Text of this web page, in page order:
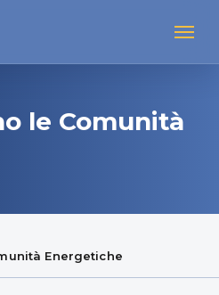
le Comunità
Energetiche